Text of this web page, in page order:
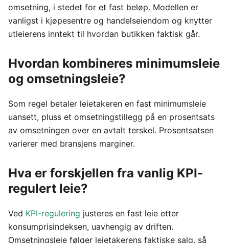
omsetning, i stedet for et fast beløp. Modellen er
vanligst i kjøpesentre og handelseiendom og knytter
utleierens inntekt til hvordan butikken faktisk går.
Hvordan kombineres minimumsleie
og omsetningsleie?
Som regel betaler leietakeren en fast minimumsleie
uansett, pluss et omsetningstillegg på en prosentsats
av omsetningen over en avtalt terskel. Prosentsatsen
varierer med bransjens marginer.
Hva er forskjellen fra vanlig KPI-
regulert leie?
Ved KPI-regulering justeres en fast leie etter
konsumprisindeksen, uavhengig av driften.
Omsetningsleie følger leietakerens faktiske salg, så